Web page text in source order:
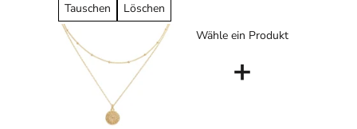
Tauschen Löschen
Wähle ein Produkt
+